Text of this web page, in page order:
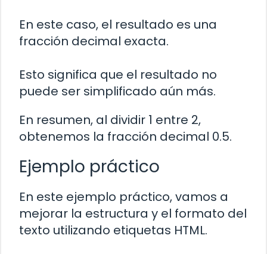
En este caso, el resultado es una
fracción decimal exacta.
Esto significa que el resultado no
puede ser simplificado aún más.
En resumen, al dividir 1 entre 2,
obtenemos la fracción decimal 0.5.
Ejemplo práctico
En este ejemplo práctico, vamos a
mejorar la estructura y el formato del
texto utilizando etiquetas HTML.